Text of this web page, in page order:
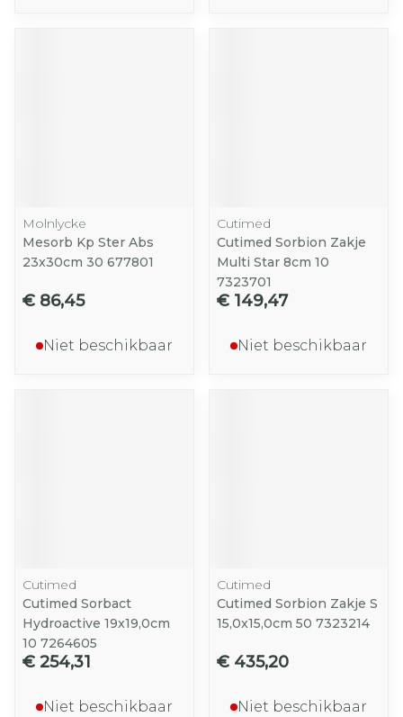
Molnlycke
Mesorb Kp Ster Abs
23x30cm 30 677801
€ 86,45
Niet beschikbaar
Cutimed
Cutimed Sorbion Zakje
Multi Star 8cm 10
7323701
€ 149,47
Niet beschikbaar
Cutimed
Cutimed Sorbact
Hydroactive 19x19,0cm
10 7264605
€ 254,31
Niet beschikbaar
Cutimed
Cutimed Sorbion Zakje S
15,0x15,0cm 50 7323214
€ 435,20
Niet beschikbaar